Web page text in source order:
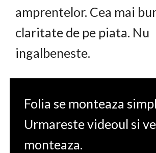
amprentelor. Cea mai
claritate de pe piata. Nu
ingalbeneste.
Folia se monteaza
Urmareste videoul si
monteaza.